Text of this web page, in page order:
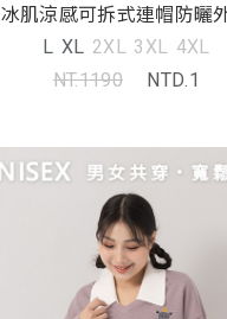
冰肌涼感可拆式連帽防曬
L XL 2XL 3XL 4XL
NT.1190
NTD.1